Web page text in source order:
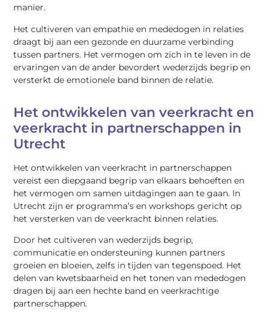
manier.
Het cultiveren van empathie en mededogen in relaties
draagt bij aan een gezonde en duurzame verbinding
tussen partners. Het vermogen om zich in te leven in de
ervaringen van de ander bevordert wederzijds begrip en
versterkt de emotionele band binnen de relatie.
Het ontwikkelen van veerkracht en
veerkracht in partnerschappen in
Utrecht
Het ontwikkelen van veerkracht in partnerschappen
vereist een diepgaand begrip van elkaars behoeften en
het vermogen om samen uitdagingen aan te gaan. In
Utrecht zijn er programma’s en workshops gericht op
het versterken van de veerkracht binnen relaties.
Door het cultiveren van wederzijds begrip,
communicatie en ondersteuning kunnen partners
groeien en bloeien, zelfs in tijden van tegenspoed. Het
delen van kwetsbaarheid en het tonen van mededogen
dragen bij aan een hechte band en veerkrachtige
partnerschappen.